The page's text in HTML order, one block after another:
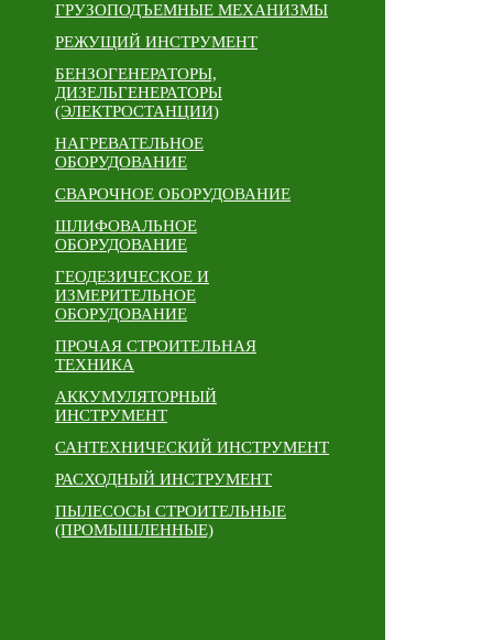
ГРУЗОПОДЪЕМНЫЕ МЕХАНИЗМЫ
РЕЖУЩИЙ ИНСТРУМЕНТ
БЕНЗОГЕНЕРАТОРЫ,
ДИЗЕЛЬГЕНЕРАТОРЫ
(ЭЛЕКТРОСТАНЦИИ)
НАГРЕВАТЕЛЬНОЕ
ОБОРУДОВАНИЕ
СВАРОЧНОЕ ОБОРУДОВАНИЕ
ШЛИФОВАЛЬНОЕ
ОБОРУДОВАНИЕ
ГЕОДЕЗИЧЕСКОЕ И
ИЗМЕРИТЕЛЬНОЕ
ОБОРУДОВАНИЕ
ПРОЧАЯ СТРОИТЕЛЬНАЯ
ТЕХНИКА
АККУМУЛЯТОРНЫЙ
ИНСТРУМЕНТ
САНТЕХНИЧЕСКИЙ ИНСТРУМЕНТ
РАСХОДНЫЙ ИНСТРУМЕНТ
ПЫЛЕСОСЫ СТРОИТЕЛЬНЫЕ
(ПРОМЫШЛЕННЫЕ)